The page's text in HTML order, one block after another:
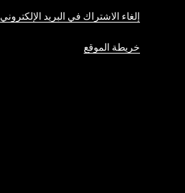
إلغاء الاشتراك في البريد الإلكتروني
خريطة الموقع